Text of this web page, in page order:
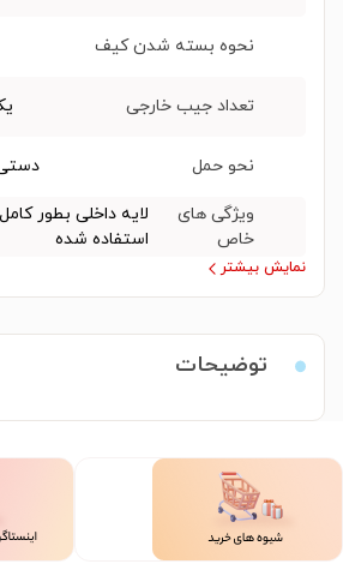
نحوه بسته شدن کیف
تعداد جیب خارجی
نحو حمل
ویژگی های
خاص
لایه داخلی بطور
استفاده شده
نمایش بیشتر
توضیحات